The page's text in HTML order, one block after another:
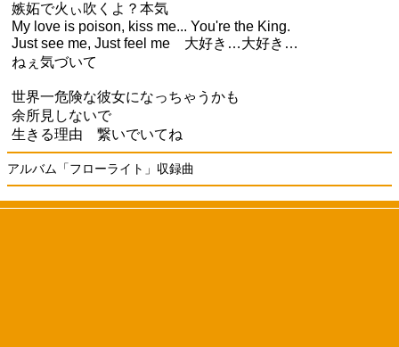
嫉妬で火ぃ吹くよ？本気
My love is poison, kiss me... You're the King.
Just see me, Just feel me 大好き…大好き…
ねぇ気づいて
世界一危険な彼女になっちゃうかも
余所見しないで
生きる理由 繋いでいてね
アルバム「フローライト」収録曲